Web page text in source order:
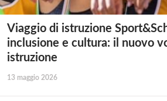
Viaggio di istruzione
inclusione e cultura: il nuovo
istruzione
13 maggio 2026